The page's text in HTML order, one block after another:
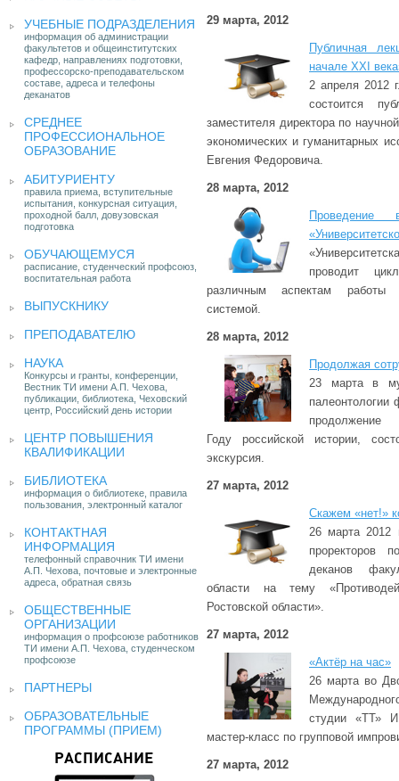
УЧЕБНЫЕ ПОДРАЗДЕЛЕНИЯ
информация об администрации
факультетов и общеинститутских
кафедр, направлениях подготовки,
профессорско-преподавательском
составе, адреса и телефоны
деканатов
СРЕДНЕЕ
ПРОФЕССИОНАЛЬНОЕ
ОБРАЗОВАНИЕ
АБИТУРИЕНТУ
правила приема, вступительные
испытания, конкурсная ситуация,
проходной балл, довузовская
подготовка
ОБУЧАЮЩЕМУСЯ
расписание, студенческий профсоюз,
воспитательная работа
ВЫПУСКНИКУ
ПРЕПОДАВАТЕЛЮ
НАУКА
Конкурсы и гранты, конференции,
Вестник ТИ имени А.П. Чехова,
публикации, библиотека, Чеховский
центр, Российский день истории
ЦЕНТР ПОВЫШЕНИЯ
КВАЛИФИКАЦИИ
БИБЛИОТЕКА
информация о библиотеке, правила
пользования, электронный каталог
КОНТАКТНАЯ
ИНФОРМАЦИЯ
телефонный справочник ТИ имени
А.П. Чехова, почтовые и электронные
адреса, обратная связь
ОБЩЕСТВЕННЫЕ
ОРГАНИЗАЦИИ
информация о профсоюзе работников
ТИ имени А.П. Чехова, студенческом
профсоюзе
ПАРТНЕРЫ
ОБРАЗОВАТЕЛЬНЫЕ
ПРОГРАММЫ (ПРИЕМ)
РАСПИСАНИЕ
29 марта, 2012
Публичная
начале XXI
2 апреля 2012
состоится
заместителя директора по
экономических и гуманитарных
Евгения Федоровича.
28 марта, 2012
проводит
различным аспектам работы
системой.
28 марта, 2012
Продолжая
23 марта в
палеонтологии
продолжение
Году российской истории,
экскурсия.
27 марта, 2012
Скажем «нет!»
26 марта 2012
проректоров
деканов
области на тему
Ростовской области».
27 марта, 2012
«Актёр на час»
26 марта во
студии «ТТ»
мастер-класс по групповой
27 марта, 2012